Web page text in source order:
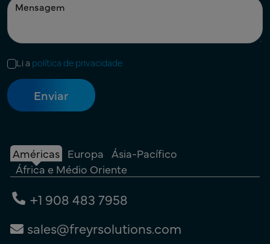
Li a política de privacidade
Américas Europa Ásia-Pacífico
África e Médio Oriente
+1 908 483 7958
sales@freyrsolutions.com